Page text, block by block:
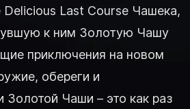
Last Course Чашека,
к ним Золотую Чашу
приключения на новом
обереги и
Золотой Чаши – это как раз